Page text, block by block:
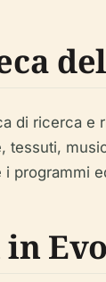
di ricerca e
tessuti,
programmi